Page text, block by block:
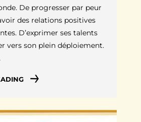
De progresser par peur
des relations positives
D’exprimer ses talents
vers son plein déploiement.